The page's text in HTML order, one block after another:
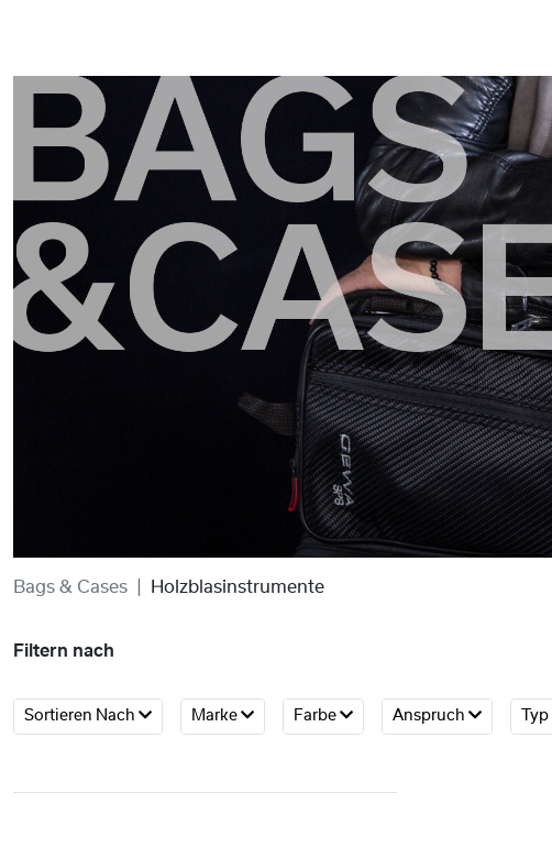
Bags & Cases Holzblasinstrumente
Filtern nach
Sortieren Nach Marke Farbe Anspruch Typ